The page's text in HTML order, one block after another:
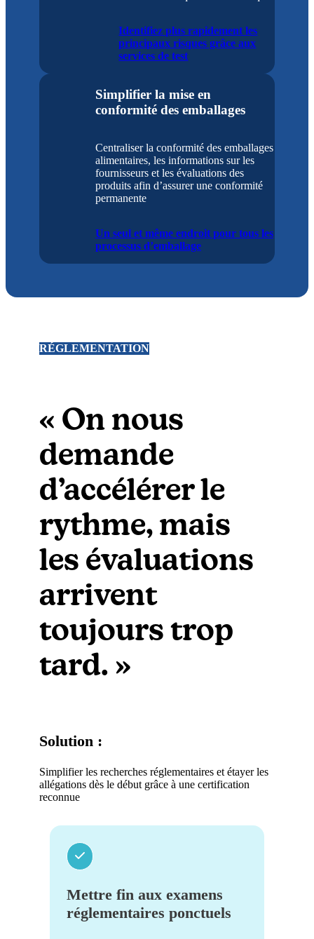
Identifiez plus rapidement les
principaux risques grâce aux
services de test
Simplifier la mise en
conformité des emballages
Centraliser la conformité des emballages
alimentaires, les informations sur les
fournisseurs et les évaluations des
produits afin d’assurer une conformité
permanente
Un seul et même endroit pour tous les
processus d’emballage
RÉGLEMENTATION
« On nous
demande
d’accélérer le
rythme, mais
les évaluations
arrivent
toujours trop
tard. »
Solution :
Simplifier les recherches réglementaires et étayer les
allégations dès le début grâce à une certification
reconnue
Mettre fin aux examens
réglementaires ponctuels